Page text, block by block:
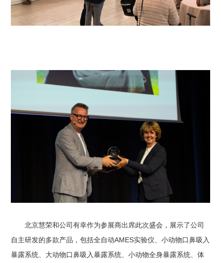
北京慧荣和公司有幸作为参展商出席此次盛会，展示了公司
自主研发的多款产品，包括全自动AMES实验仪、小动物口鼻吸入
暴露系统、大动物口鼻吸入暴露系统、小动物全身暴露系统、体